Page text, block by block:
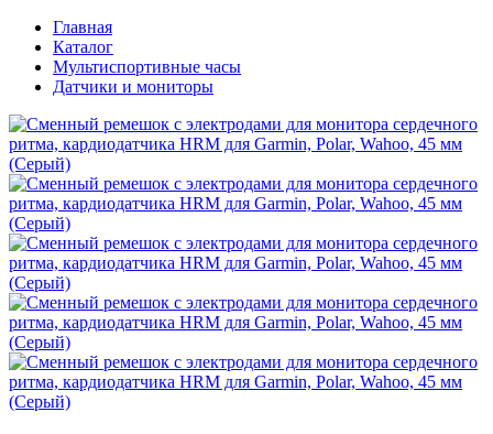
Главная
Каталог
Мультиспортивные часы
Датчики и мониторы